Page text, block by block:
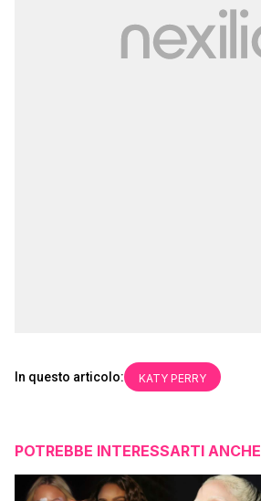
In questo articolo: KATY PERRY
POTREBBE INTERESSARTI ANCHE